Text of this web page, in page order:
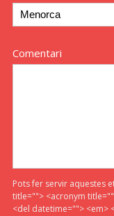
Comentari
Pots fer servir aquestes
title=""> <acronym
<del datetime=""> <em>